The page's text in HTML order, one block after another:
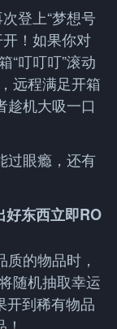
登上“梦想号
！如果你对
“叮叮叮”滚动
远程满足开箱
趁机大吸一口
眼瘾，还有
好东西立即RO
的物品时，
随机抽取幸运
开到稀有物品